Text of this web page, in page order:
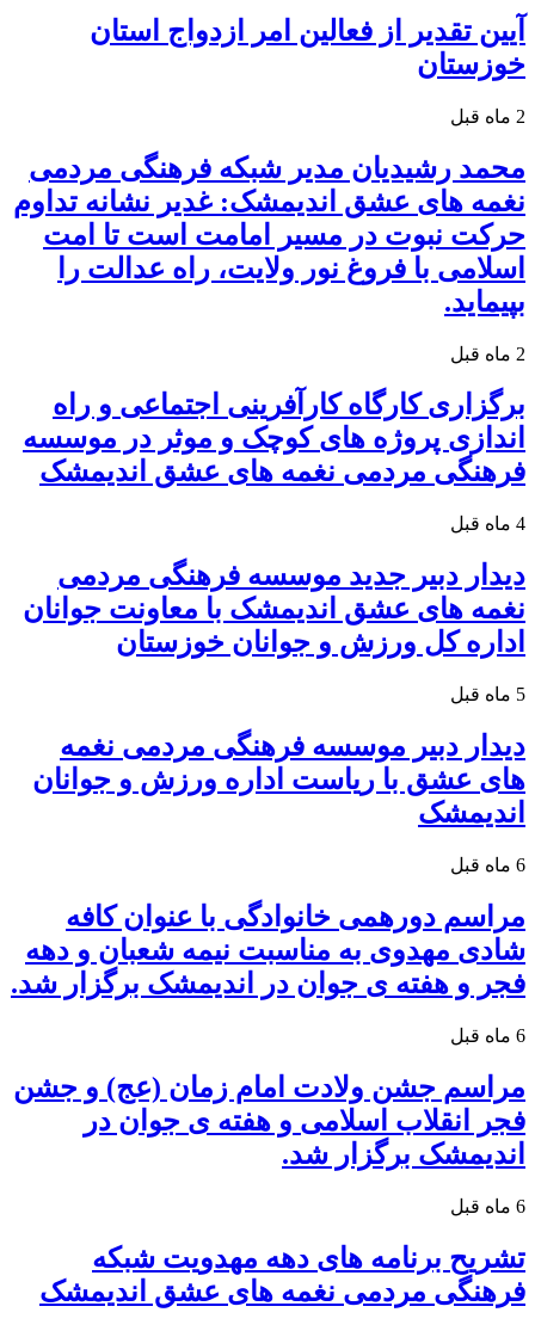
آیین تقدیر از فعالین امر ازدواج استان
خوزستان
2 ماه قبل
محمد رشیدیان مدیر شبکه فرهنگی مردمی
نغمه های عشق اندیمشک: غدیر نشانه تداوم
حرکت نبوت در مسیر امامت است تا امت
اسلامی با فروغ نور ولایت، راه عدالت را
بپیماید.
2 ماه قبل
برگزاری کارگاه کارآفرینی اجتماعی و راه
اندازی پروژه های کوچک و موثر در موسسه
فرهنگی مردمی نغمه های عشق اندیمشک
4 ماه قبل
دیدار دبیر جدید موسسه فرهنگی مردمی
نغمه های عشق اندیمشک با معاونت جوانان
اداره کل ورزش و جوانان خوزستان
5 ماه قبل
دیدار دبیر موسسه فرهنگی مردمی نغمه
های عشق با ریاست اداره ورزش و جوانان
اندیمشک
6 ماه قبل
مراسم دورهمی خانوادگی با عنوان کافه
شادی مهدوی به مناسبت نیمه شعبان و دهه
فجر و هفته ی جوان در اندیمشک برگزار شد.
6 ماه قبل
مراسم جشن ولادت امام زمان (عج) و جشن
فجر انقلاب اسلامی و هفته ی جوان در
اندیمشک برگزار شد.
6 ماه قبل
تشریح برنامه های دهه مهدویت شبکه
فرهنگی مردمی نغمه های عشق اندیمشک